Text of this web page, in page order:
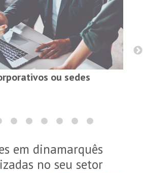
ou sedes
em dinamarquês
no seu setor